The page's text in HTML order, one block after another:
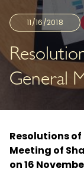
11/16/2018
General
Resolutions
Meeting of
on 16